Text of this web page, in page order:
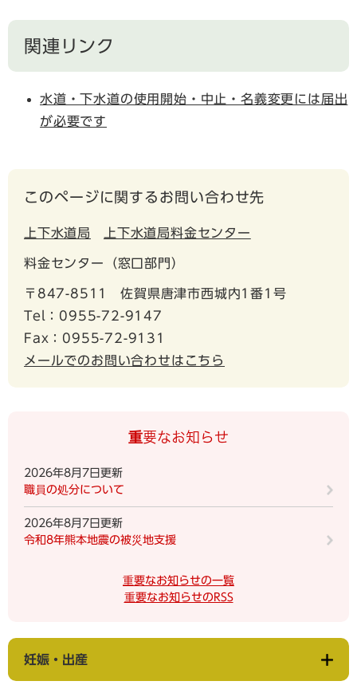
関連リンク
水道・下水道の使用開始・中止・名義変更には届出
が必要です
このページに関するお問い合わせ先
上下水道局 上下水道局料金センター
料金センター（窓口部門）
〒847-8511
佐賀県唐津市西城内1番1号
Tel：0955-72-9147
Fax：0955-72-9131
メールでのお問い合わせはこちら
重要なお知らせ
2026年8月7日更新
職員の処分について
2026年8月7日更新
令和8年熊本地震の被災地支援
重要なお知らせの一覧
重要なお知らせのRSS
妊娠・出産